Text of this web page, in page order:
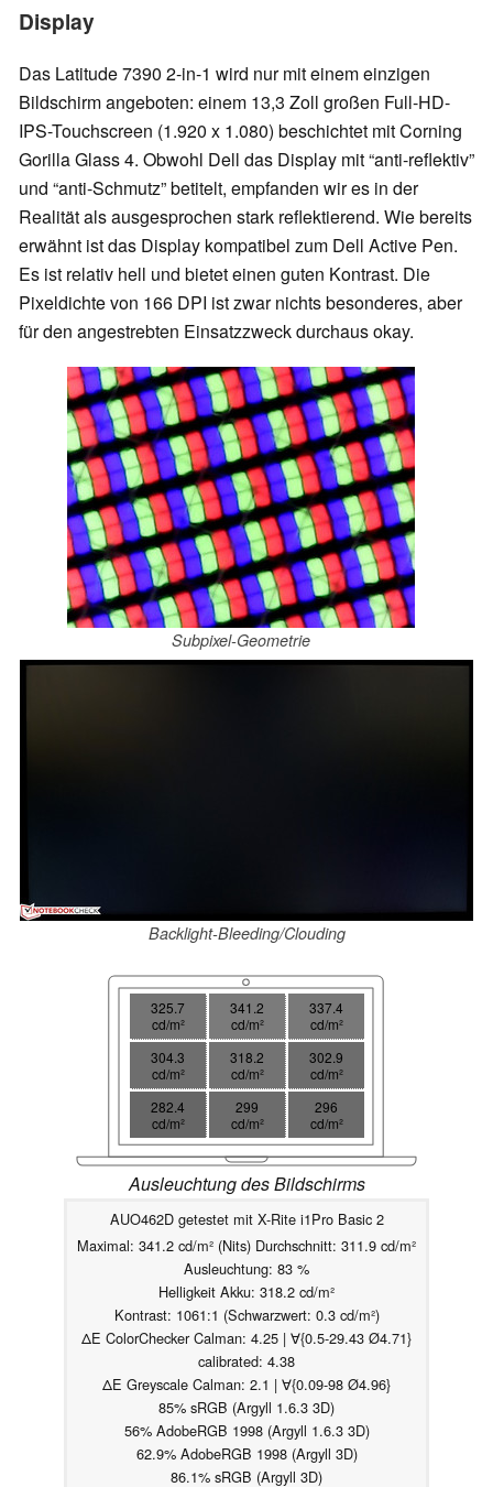
Display
Das Latitude 7390 2-in-1 wird nur mit einem einzigen
Bildschirm angeboten: einem 13,3 Zoll großen Full-HD-
IPS-Touchscreen (1.920 x 1.080) beschichtet mit Corning
Gorilla Glass 4. Obwohl Dell das Display mit “anti-reflektiv”
und “anti-Schmutz” betitelt, empfanden wir es in der
Realität als ausgesprochen stark reflektierend. Wie bereits
erwähnt ist das Display kompatibel zum Dell Active Pen.
Es ist relativ hell und bietet einen guten Kontrast. Die
Pixeldichte von 166 DPI ist zwar nichts besonderes, aber
für den angestrebten Einsatzzweck durchaus okay.
Subpixel-Geometrie
Backlight-Bleeding/Clouding
325.7
cd/m²
341.2
cd/m²
337.4
cd/m²
304.3
cd/m²
318.2
cd/m²
302.9
cd/m²
282.4
cd/m²
299
cd/m²
296
cd/m²
Ausleuchtung des Bildschirms
AUO462D getestet mit X-Rite i1Pro Basic 2
Maximal: 341.2 cd/m² (Nits) Durchschnitt: 311.9 cd/m²
Ausleuchtung: 83 %
Helligkeit Akku: 318.2 cd/m²
Kontrast: 1061:1 (Schwarzwert: 0.3 cd/m²)
ΔE ColorChecker Calman: 4.25 | ∀{0.5-29.43 Ø4.71}
calibrated: 4.38
ΔE Greyscale Calman: 2.1 | ∀{0.09-98 Ø4.96}
85% sRGB (Argyll 1.6.3 3D)
56% AdobeRGB 1998 (Argyll 1.6.3 3D)
62.9% AdobeRGB 1998 (Argyll 3D)
86.1% sRGB (Argyll 3D)